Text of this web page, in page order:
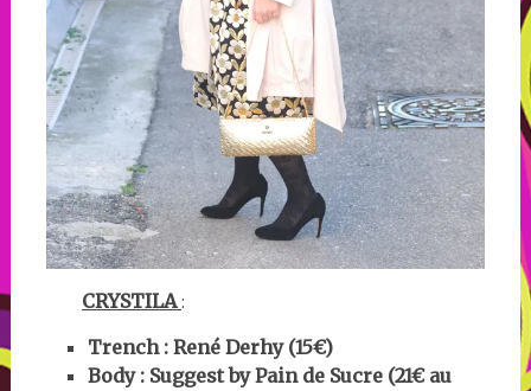
CRYSTILA :
Trench : René Derhy (15€)
Body : Suggest by Pain de Sucre (21€ au